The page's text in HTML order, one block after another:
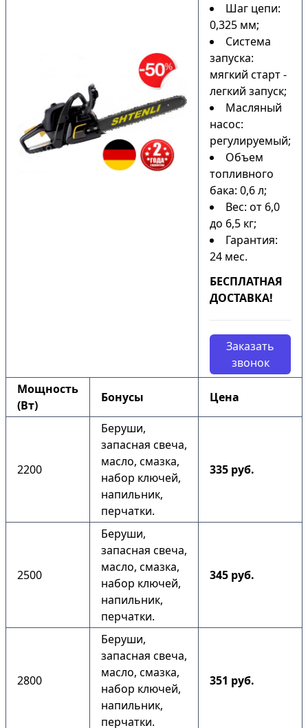
Шаг цепи:
0,325 мм;
Система
запуска:
мягкий старт -
легкий запуск;
Масляный
насос:
регулируемый;
Объем
топливного
бака: 0,6 л;
Вес: от 6,0
до 6,5 кг;
Гарантия:
24 мес.
БЕСПЛАТНАЯ
ДОСТАВКА!
Заказать
звонок
Мощность
(Вт)
Бонусы Цена
2200
Беруши,
запасная свеча,
масло, смазка,
набор ключей,
напильник,
перчатки.
335 руб.
2500
Беруши,
запасная свеча,
масло, смазка,
набор ключей,
напильник,
перчатки.
345 руб.
2800
Беруши,
запасная свеча,
масло, смазка,
набор ключей,
напильник,
перчатки.
351 руб.